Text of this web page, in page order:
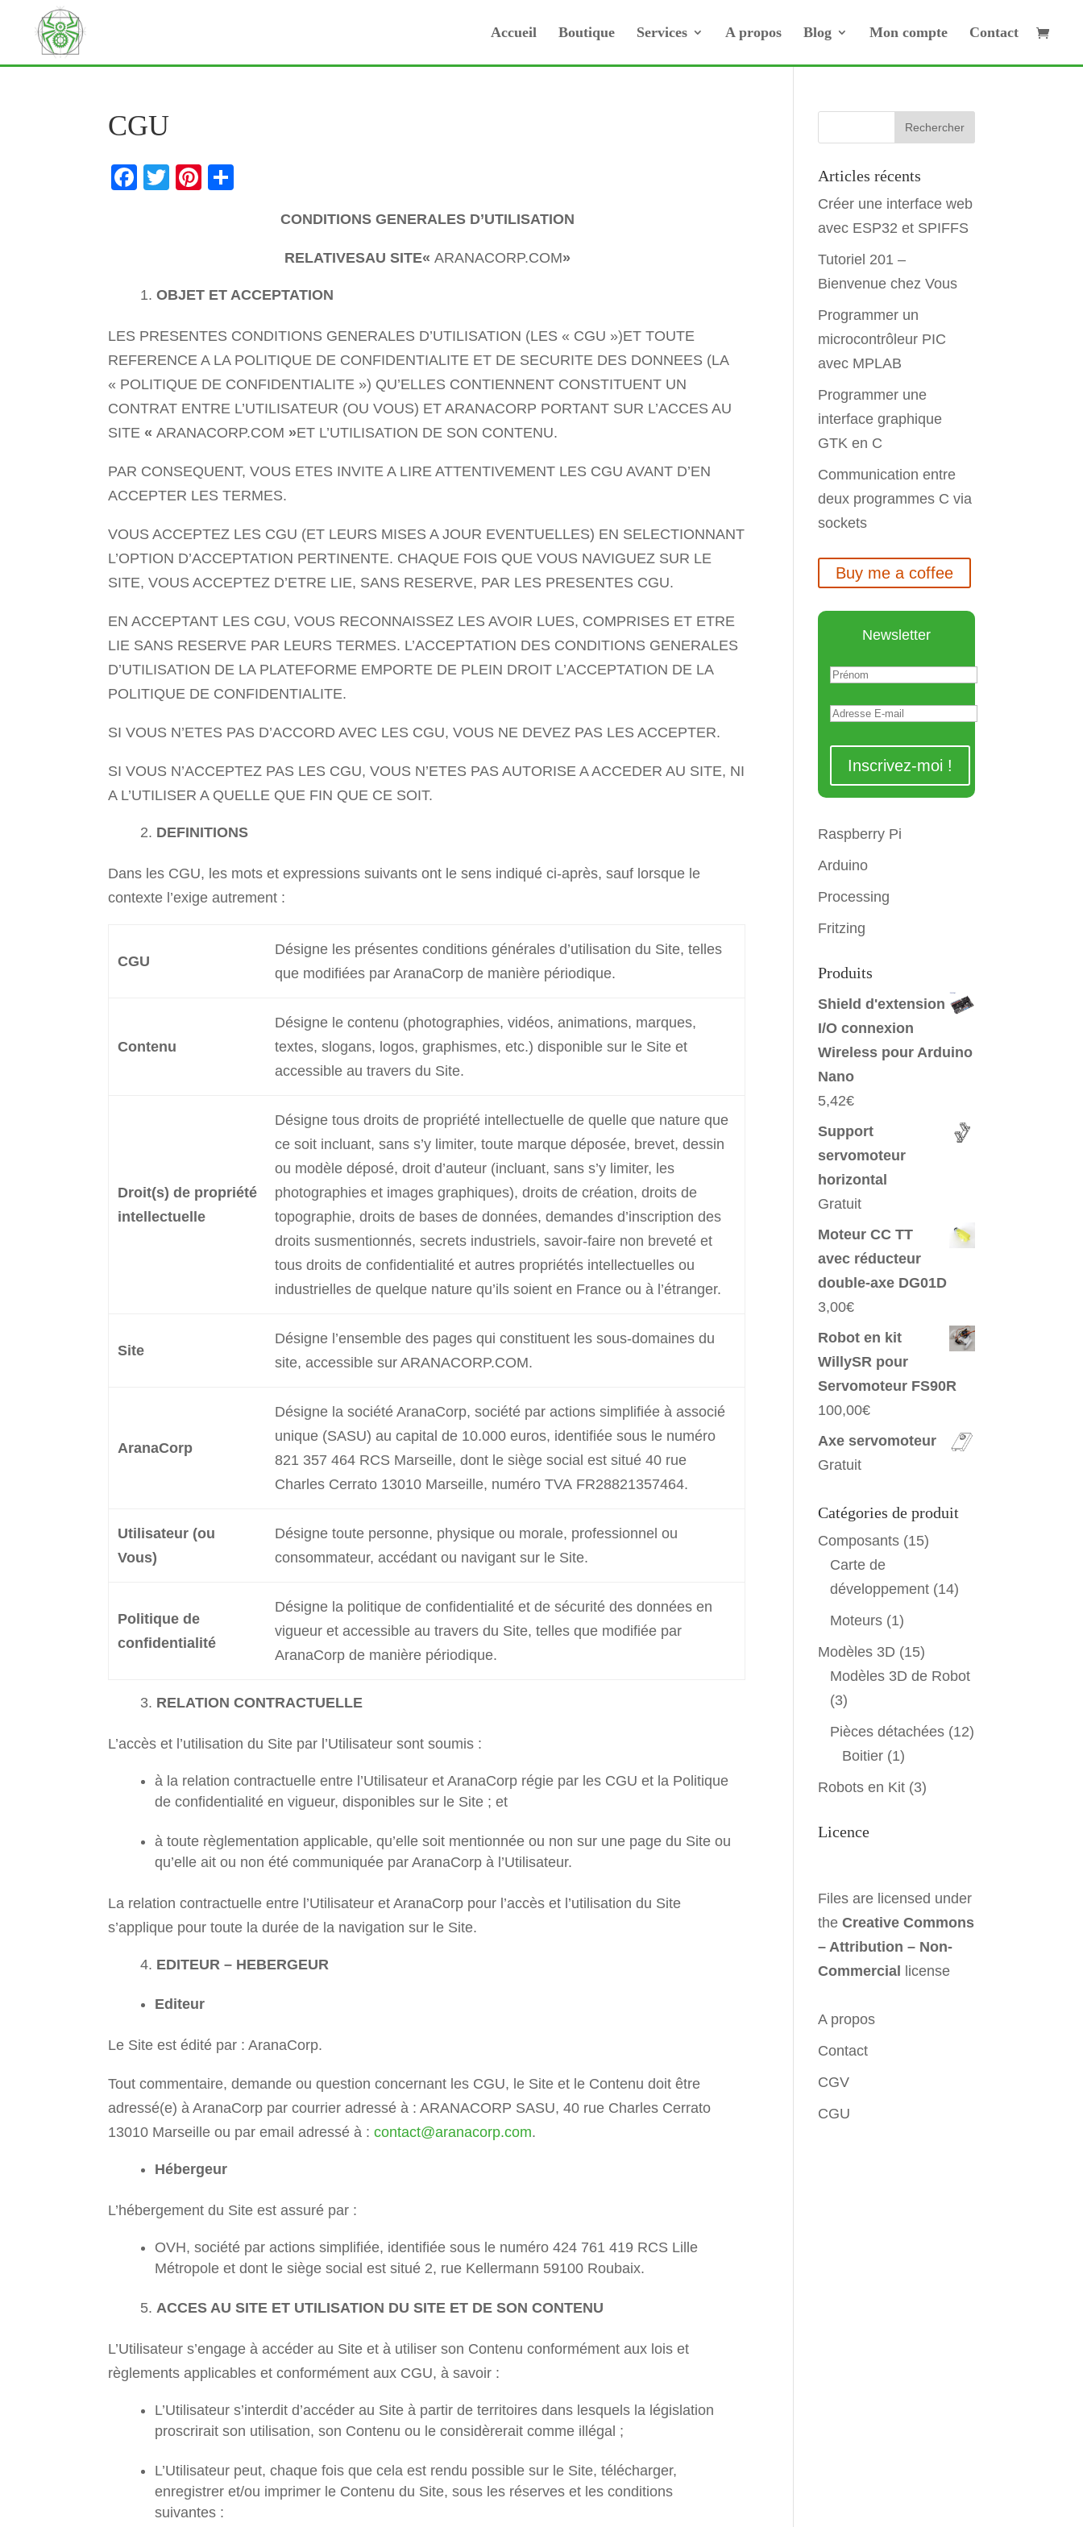
Accueil Boutique Services A propos Blog Mon compte Contact
CGU
Facebook
TwitterPinterest
CONDITIONS GENERALES D’UTILISATION
RELATIVESAU SITE« ARANACORP.COM»
OBJET ET ACCEPTATION
LES PRESENTES CONDITIONS GENERALES D’UTILISATION (LES « CGU »)ET TOUTE
REFERENCE A LA POLITIQUE DE CONFIDENTIALITE ET DE SECURITE DES DONNEES (LA
« POLITIQUE DE CONFIDENTIALITE ») QU’ELLES CONTIENNENT CONSTITUENT UN
CONTRAT ENTRE L’UTILISATEUR (OU VOUS) ET ARANACORP PORTANT SUR L’ACCES AU
SITE«ARANACORP.COM »ET L’UTILISATION DE SON CONTENU.
PAR CONSEQUENT, VOUS ETES INVITE A LIRE ATTENTIVEMENT LES CGU AVANT D’EN
ACCEPTER LES TERMES.
VOUS ACCEPTEZ LES CGU (ET LEURS MISES A JOUR EVENTUELLES) EN SELECTIONNANT
L’OPTION D’ACCEPTATION PERTINENTE. CHAQUE FOIS QUE VOUS NAVIGUEZ SUR LE
SITE, VOUS ACCEPTEZ D’ETRE LIE, SANS RESERVE, PAR LES PRESENTES CGU.
EN ACCEPTANT LES CGU, VOUS RECONNAISSEZ LES AVOIR LUES, COMPRISES ET ETRE
LIE SANS RESERVE PAR LEURS TERMES. L’ACCEPTATION DES CONDITIONS GENERALES
D’UTILISATION DE LA PLATEFORME EMPORTE DE PLEIN DROIT L’ACCEPTATION DE LA
POLITIQUE DE CONFIDENTIALITE.
SI VOUS N’ETES PAS D’ACCORD AVEC LES CGU, VOUS NE DEVEZ PAS LES ACCEPTER.
SI VOUS N’ACCEPTEZ PAS LES CGU, VOUS N’ETES PAS AUTORISE A ACCEDER AU SITE, NI
A L’UTILISER A QUELLE QUE FIN QUE CE SOIT.
DEFINITIONS
Dans les CGU, les mots et expressions suivants ont le sens indiqué ci-après, sauf lorsque le
contexte l’exige autrement :
CGU
Désigne les présentes conditions générales d’utilisation du Site, telles
que modifiées par AranaCorp de manière périodique.
Contenu
Désigne le contenu (photographies, vidéos, animations, marques,
textes, slogans, logos, graphismes, etc.) disponible sur le Site et
accessible au travers du Site.
Droit(s) de propriété
intellectuelle
Désigne tous droits de propriété intellectuelle de quelle que nature que
ce soit incluant, sans s’y limiter, toute marque déposée, brevet, dessin
ou modèle déposé, droit d’auteur (incluant, sans s’y limiter, les
photographies et images graphiques), droits de création, droits de
topographie, droits de bases de données, demandes d’inscription des
droits susmentionnés, secrets industriels, savoir-faire non breveté et
tous droits de confidentialité et autres propriétés intellectuelles ou
industrielles de quelque nature qu’ils soient en France ou à l’étranger.
Site
Désigne l’ensemble des pages qui constituent les sous-domaines du
site, accessible sur ARANACORP.COM.
AranaCorp
Désigne la société AranaCorp, société par actions simplifiée à associé
unique (SASU) au capital de 10.000 euros, identifiée sous le numéro
821 357 464 RCS Marseille, dont le siège social est situé 40 rue
Charles Cerrato 13010 Marseille, numéro TVA FR28821357464.
Utilisateur (ou
Vous)
Désigne toute personne, physique ou morale, professionnel ou
consommateur, accédant ou navigant sur le Site.
Politique de
confidentialité
Désigne la politique de confidentialité et de sécurité des données en
vigueur et accessible au travers du Site, telles que modifiée par
AranaCorp de manière périodique.
RELATION CONTRACTUELLE
L’accès et l’utilisation du Site par l’Utilisateur sont soumis :
à la relation contractuelle entre l’Utilisateur et AranaCorp régie par les CGU et la Politique
de confidentialité en vigueur, disponibles sur le Site ; et
à toute règlementation applicable, qu’elle soit mentionnée ou non sur une page du Site ou
qu’elle ait ou non été communiquée par AranaCorp à l’Utilisateur.
La relation contractuelle entre l’Utilisateur et AranaCorp pour l’accès et l’utilisation du Site
s’applique pour toute la durée de la navigation sur le Site.
EDITEUR – HEBERGEUR
Editeur
Le Site est édité par : AranaCorp.
Tout commentaire, demande ou question concernant les CGU, le Site et le Contenu doit être
adressé(e) à AranaCorp par courrier adressé à : ARANACORP SASU, 40 rue Charles Cerrato
13010 Marseille ou par email adressé à :contact@aranacorp.com.
Hébergeur
L’hébergement du Site est assuré par :
OVH, société par actions simplifiée, identifiée sous le numéro 424 761 419 RCS Lille
Métropole et dont le siège social est situé 2, rue Kellermann 59100 Roubaix.
ACCES AU SITE ET UTILISATION DU SITE ET DE SON CONTENU
L’Utilisateur s’engage à accéder au Site et à utiliser son Contenu conformément aux lois et
règlements applicables et conformément aux CGU, à savoir :
L’Utilisateur s’interdit d’accéder au Site à partir de territoires dans lesquels la législation
proscrirait son utilisation, son Contenu ou le considèrerait comme illégal ;
L’Utilisateur peut, chaque fois que cela est rendu possible sur le Site, télécharger,
enregistrer et/ou imprimer le Contenu du Site, sous les réserves et les conditions
suivantes :
Articles récents
Créer une interface web
avec ESP32 et SPIFFS
Tutoriel 201 –
Bienvenue chez Vous
Programmer un
microcontrôleur PIC
avec MPLAB
Programmer une
interface graphique
GTK en C
Communication entre
deux programmes C via
sockets
Buy me a coffee
Newsletter
Raspberry Pi
Arduino
Processing
Fritzing
Produits
Shield d'extension
I/O connexion
Wireless pour Arduino
Nano
5,42€
Support
servomoteur
horizontal
Gratuit
Moteur CC TT
avec réducteur
double-axe DG01D
3,00€
Robot en kit
WillySR pour
Servomoteur FS90R
100,00€
Axe servomoteur
Gratuit
Catégories de produit
Composants (15)
Carte de
développement (14)
Moteurs (1)
Modèles 3D (15)
Modèles 3D de Robot
(3)
Pièces détachées (12)
Boitier (1)
Robots en Kit (3)
Licence
Files are licensed under
theCreative Commons
– Attribution – Non-
Commercial
license
A propos
Contact
CGV
CGU